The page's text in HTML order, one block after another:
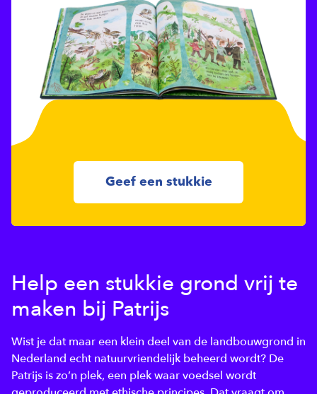
Geef een stukkie
Help een stukkie grond vrij te
maken bij Patrijs
Wist je dat maar een klein deel van de landbouwgrond in
Nederland echt natuurvriendelijk beheerd wordt? De
Patrijs is zo’n plek, een plek waar voedsel wordt